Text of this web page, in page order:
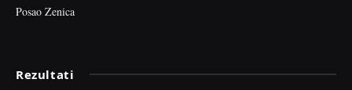
Posao Zenica
Rezultati